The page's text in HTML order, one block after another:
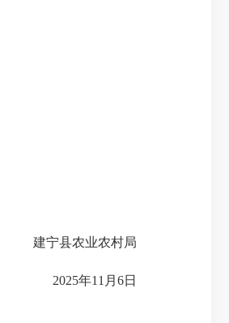
建宁县农业农村局
2025年11月6日